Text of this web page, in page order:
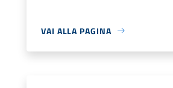
VAI ALLA PAGINA